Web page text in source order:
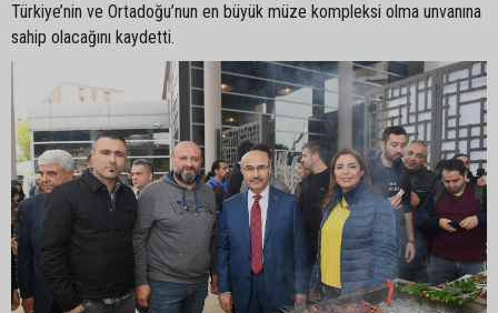
Türkiye’nin ve Ortadoğu’nun en büyük müze kompleksi olma unvanına
sahip olacağını kaydetti.